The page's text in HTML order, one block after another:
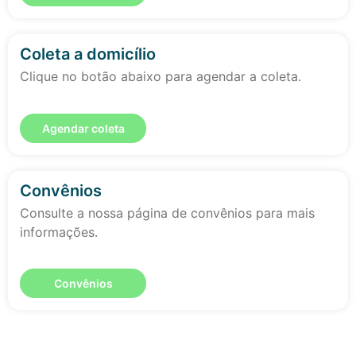
Coleta a domicílio
Clique no botão abaixo para agendar a coleta.
Agendar coleta
Convênios
Consulte a nossa página de convênios para mais
informações.
Convênios